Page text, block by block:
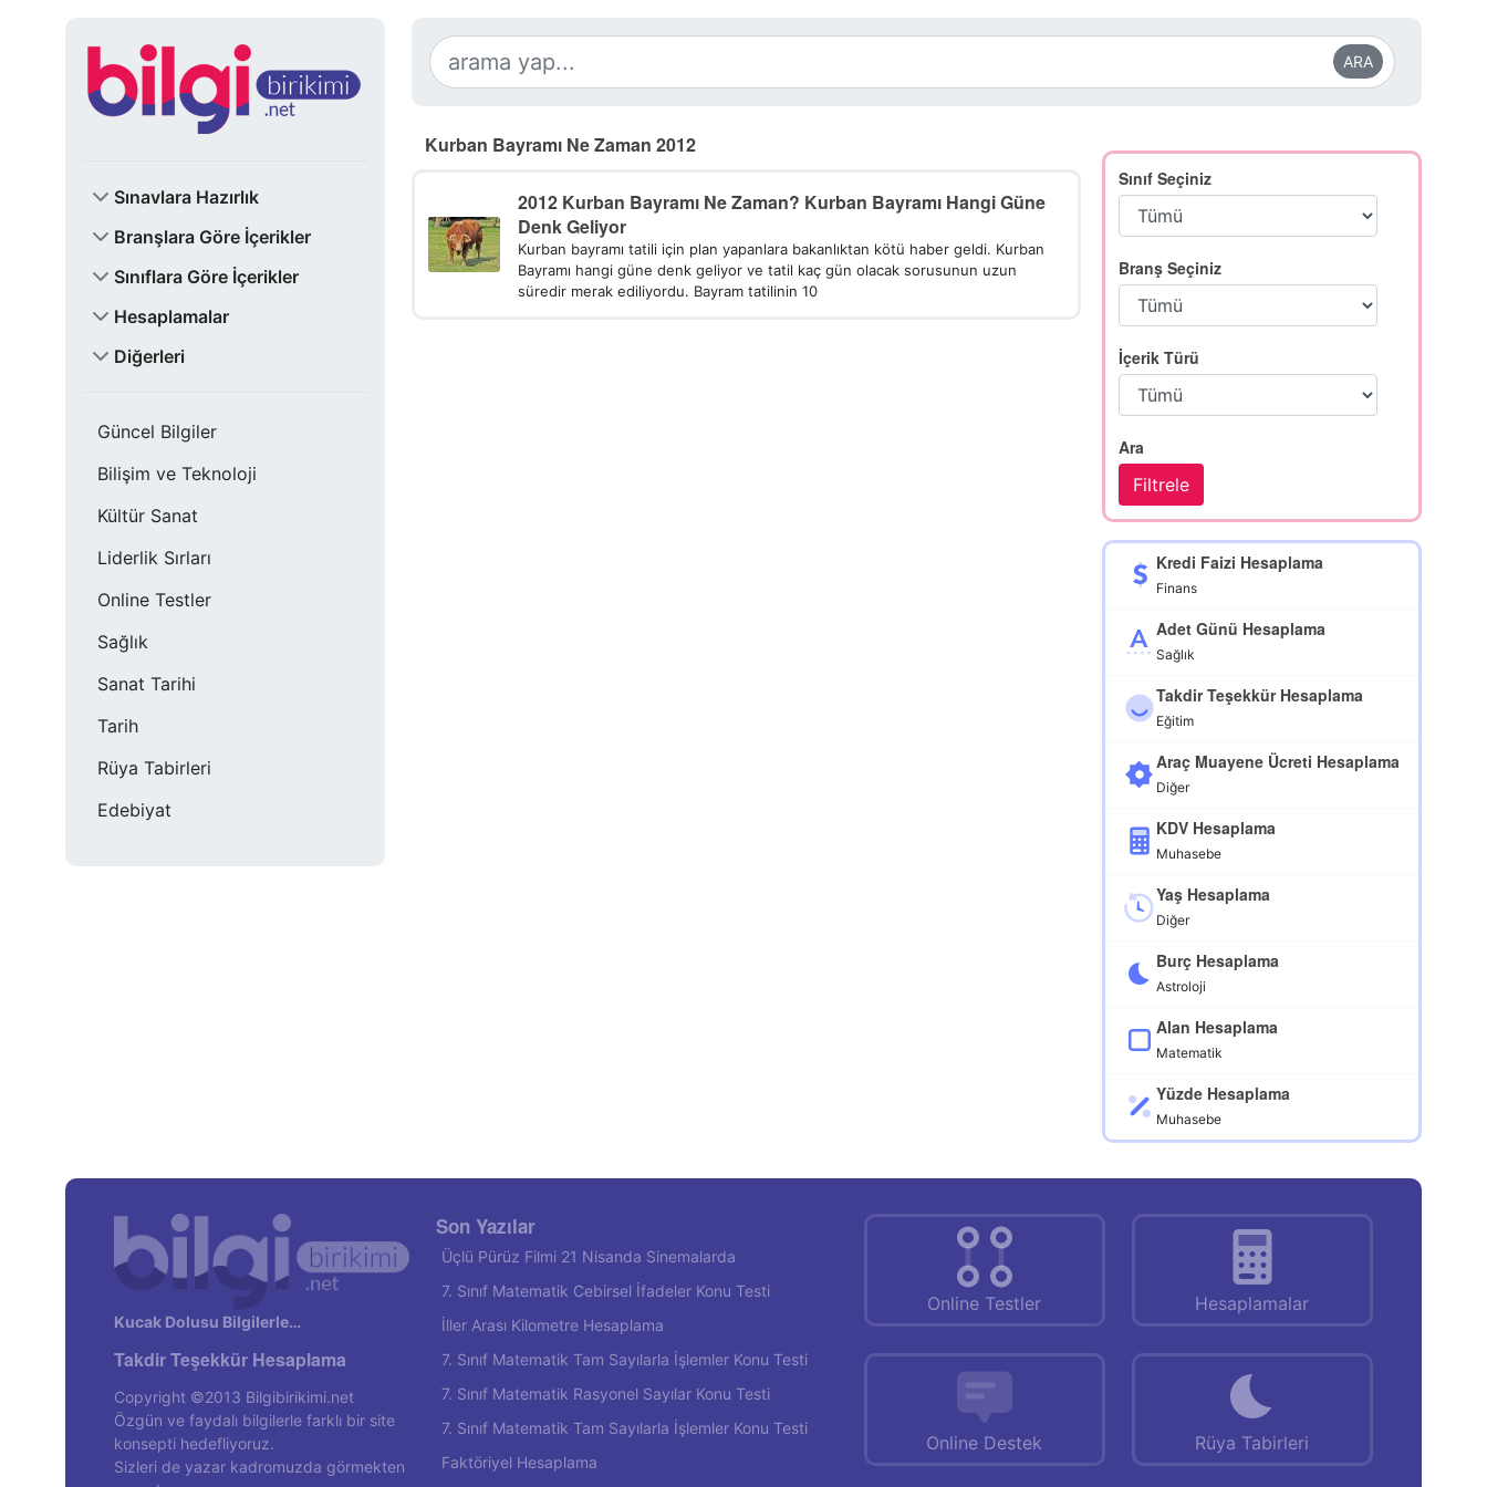
Sınavlara Hazırlık
Branşlara Göre İçerikler
Sınıflara Göre İçerikler
Hesaplamalar
Diğerleri
Güncel Bilgiler
Bilişim ve Teknoloji
Kültür Sanat
Liderlik Sırları
Online Testler
Sağlık
Sanat Tarihi
Tarih
Rüya Tabirleri
Edebiyat
ARA
Kurban Bayramı Ne Zaman 2012
2012 Kurban Bayramı Ne Zaman? Kurban Bayramı Hangi Güne
Denk Geliyor
Kurban bayramı tatili için plan yapanlara bakanlıktan kötü haber geldi. Kurban
Bayramı hangi güne denk geliyor ve tatil kaç gün olacak sorusunun uzun
süredir merak ediliyordu. Bayram tatilinin 10
Sınıf Seçiniz
Branş Seçiniz
İçerik Türü
Ara
Kredi Faizi Hesaplama
Finans
Adet Günü Hesaplama
Sağlık
Takdir Teşekkür Hesaplama
Eğitim
Araç Muayene Ücreti Hesaplama
Diğer
KDV Hesaplama
Muhasebe
Yaş Hesaplama
Diğer
Burç Hesaplama
Astroloji
Alan Hesaplama
Matematik
Yüzde Hesaplama
Muhasebe
Kucak Dolusu Bilgilerle…
Takdir Teşekkür Hesaplama
Copyright ©2013 Bilgibirikimi.net
Özgün ve faydalı bilgilerle farklı bir site
konsepti hedefliyoruz.
Sizleri de yazar kadromuzda görmekten
Son Yazılar
Üçlü Pürüz Filmi 21 Nisanda Sinemalarda
7. Sınıf Matematik Cebirsel İfadeler Konu Testi
İller Arası Kilometre Hesaplama
7. Sınıf Matematik Tam Sayılarla İşlemler Konu Testi
7. Sınıf Matematik Rasyonel Sayılar Konu Testi
7. Sınıf Matematik Tam Sayılarla İşlemler Konu Testi
Faktöriyel Hesaplama
Online Testler Hesaplamalar
Online Destek Rüya Tabirleri